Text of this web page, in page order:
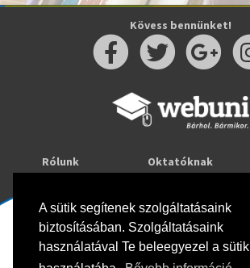
A sütik segítenek szolgáltatásaink
biztosításában. Szolgáltatásaink
használatával Te beleegyezel a sütik
Kövess bennünket!
Rólunk
Oktatóknak
Webuni Stúdió
Info
Adatkezelési tájékoztató
ÁSZF